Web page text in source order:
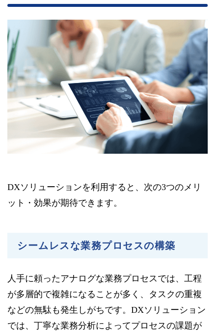
DXソリューションを利用すると、次の3つのメリ
ット・効果が期待できます。
シームレスな業務プロセスの構築
人手に頼ったアナログな業務プロセスでは、工程
が多層的で複雑になることが多く、タスクの重複
などの無駄も発生しがちです。DXソリューション
では、丁寧な業務分析によってプロセスの課題が